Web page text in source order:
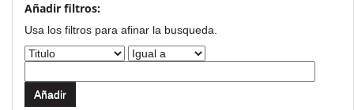
Añadir filtros:
Usa los filtros para afinar la busqueda.